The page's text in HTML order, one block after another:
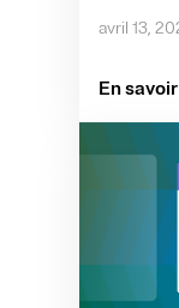
avril 13,
En